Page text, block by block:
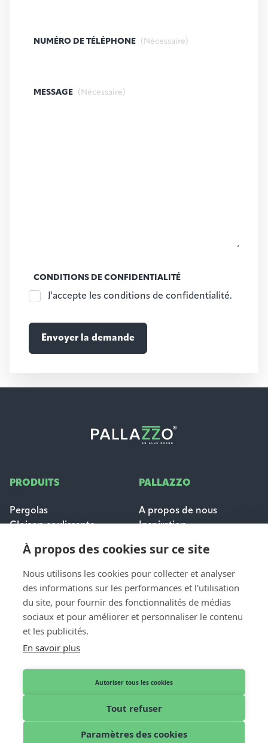
À propos des cookies sur ce site
Nous utilisons les cookies pour collecter et analyser
des informations sur les performances et l'utilisation
du site, pour fournir des fonctionnalités de médias
sociaux et pour améliorer et personnaliser le contenu
et les publicités.
En savoir plus
Autoriser tous les cookies
Tout refuser
Paramètres des cookies
NUMÉRO DE TÉLÉPHONE (Nécessaire)
MESSAGE (Nécessaire)
CONDITIONS DE CONFIDENTIALITÉ
J'accepte les conditions de confidentialité.
PRODUITS
Pergolas
Cloison coulissante
PALLAZZO
A propos de nous
Inspiration
Questions fréquemment
posées
POUR LES
PROFESSIONNELS
Devenir distributeur
CONTACT
Français © 2026 Pallazzo